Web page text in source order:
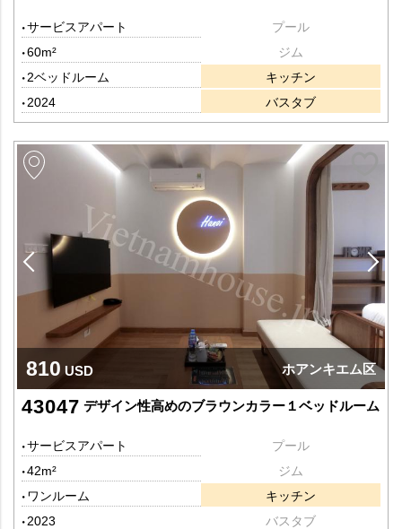
サービスアパート
60m²
2ベッドルーム
2024
プール
ジム
キッチン
バスタブ
810 USD ホアンキエム区
43047 デザイン性高めのブラウンカラー１ベッドルーム
サービスアパート
42m²
ワンルーム
2023
プール
ジム
キッチン
バスタブ